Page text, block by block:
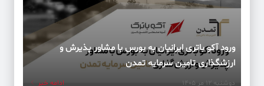
ورود آکو باتری ایرانیان به بورس با مشاور پذیرش و
ارزشگذاری تامین سرمایه تمدن
دوشنبه 12 مر 1405 ادامه خبر